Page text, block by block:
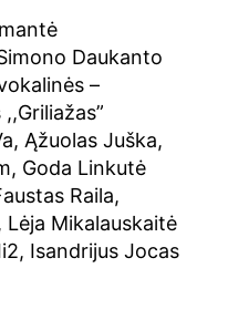
Daukanto
–
Ąžuolas Juška,
Goda Linkutė
Raila,
Lėja Mikalauskaitė
Isandrijus Jocas